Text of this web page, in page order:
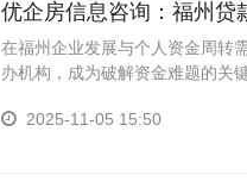
优企房信息咨询：福州贷
在福州企业发展与个人资金周转
办机构，成为破解资金难题的关
2025-11-05 15:50